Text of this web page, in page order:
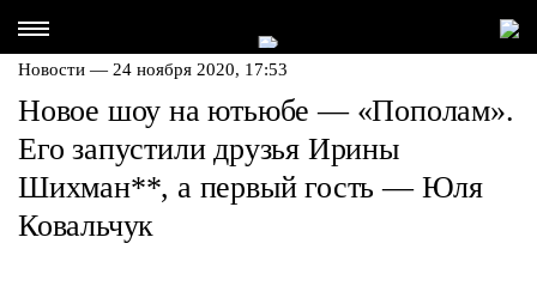
Новости — 24 ноября 2020, 17:53
Новое шоу на ютьюбе — «Пополам».
Его запустили друзья Ирины
Шихман**, а первый гость — Юля
Ковальчук